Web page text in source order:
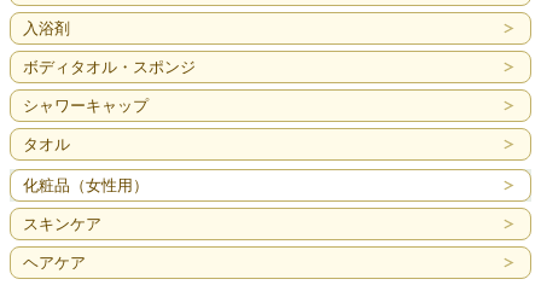
入浴剤
ボディタオル・スポンジ
シャワーキャップ
タオル
化粧品（女性用）
スキンケア
ヘアケア